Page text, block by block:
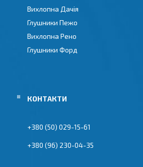
Вихлопна Дачія
Глушники Пежо
Вихлопна Рено
Глушники Форд
+380 (50) 029-15-61
+380 (96) 230-04-35